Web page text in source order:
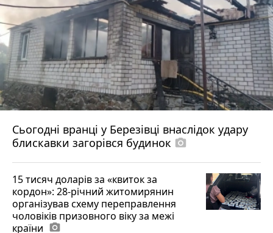
Сьогодні вранці у Березівці внаслідок удару
блискавки загорівся будинок photo_camera
15 тисяч доларів за «квиток за
кордон»: 28-річний житомирянин
організував схему переправлення
чоловіків призовного віку за межі
країни photo_camera